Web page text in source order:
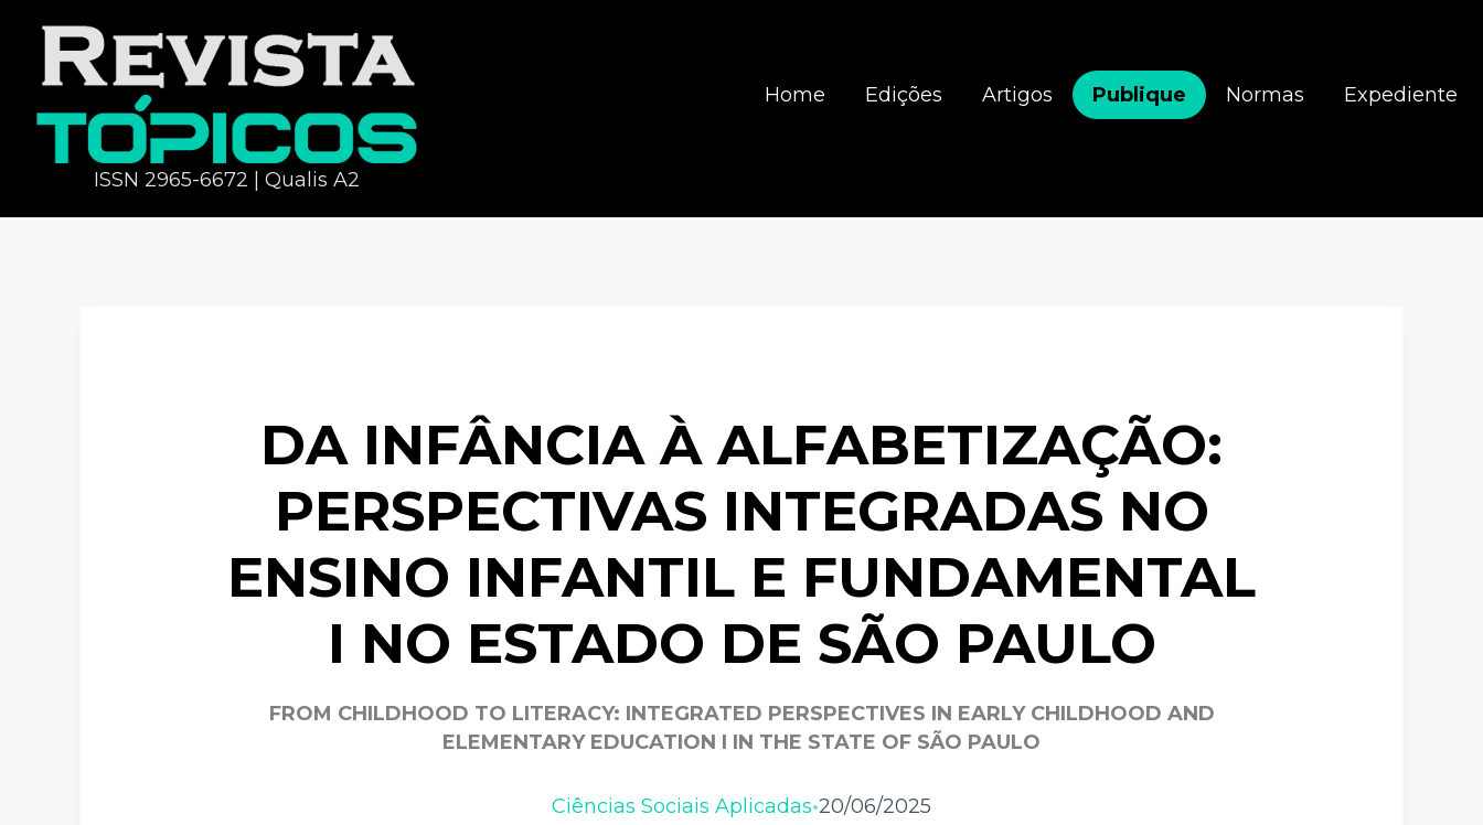
ISSN 2965-6672 | Qualis A2
Home Edições Artigos Publique Normas Expediente
DA INFÂNCIA À ALFABETIZAÇÃO:
PERSPECTIVAS INTEGRADAS NO
ENSINO INFANTIL E FUNDAMENTAL
I NO ESTADO DE SÃO PAULO
FROM CHILDHOOD TO LITERACY: INTEGRATED PERSPECTIVES IN EARLY CHILDHOOD AND
ELEMENTARY EDUCATION I IN THE STATE OF SÃO PAULO
Ciências Sociais Aplicadas•20/06/2025